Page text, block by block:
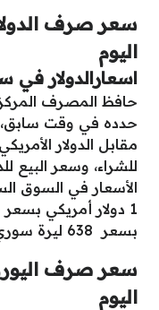
سعر صرف
اليوم
اسعارالدولار في
حافظ المصرف
حدده في وقت سابق،
الأسعار في السوق
بسعر 638 ليرة سوري.
سعر صرف اليورو
اليوم